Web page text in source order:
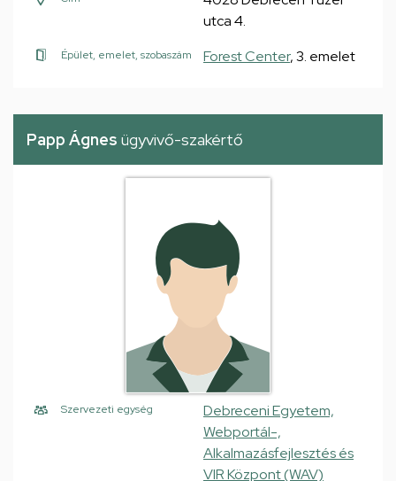
utca 4.
Épület, emelet, szobaszám Forest Center, 3. emelet
Papp Ágnes ügyvivő-szakértő
Szervezeti egység
Debreceni Egyetem,
Webportál-,
Alkalmazásfejlesztés és
VIR Központ (WAV)